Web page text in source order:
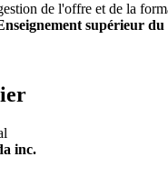
de l'offre et de la
supérieur du
inc.